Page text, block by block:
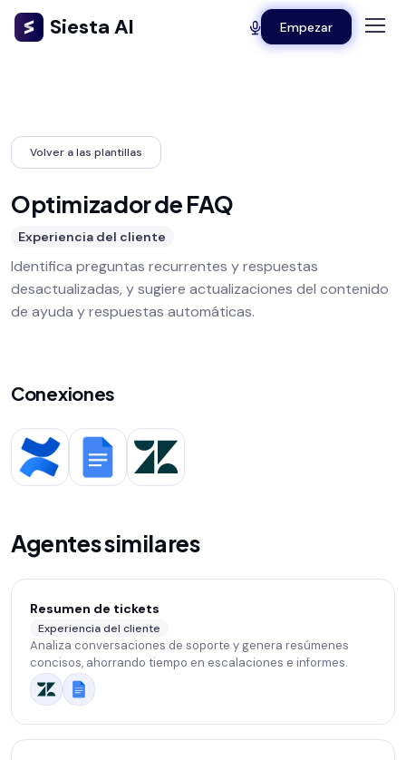
Siesta AI Empezar
Volver a las plantillas
Optimizador de FAQ
Experiencia del cliente
Identifica preguntas recurrentes y respuestas
desactualizadas, y sugiere actualizaciones del contenido
de ayuda y respuestas automáticas.
Conexiones
Agentes similares
Resumen de tickets
Experiencia del cliente
Analiza conversaciones de soporte y genera resúmenes
concisos, ahorrando tiempo en escalaciones e informes.